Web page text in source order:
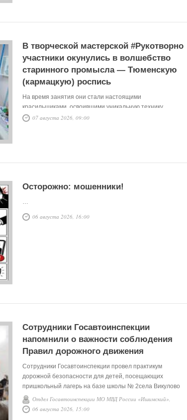
В творческой мастерской #Рукотворно
участники окунулись в волшебство
старинного промысла — Тюменскую
(кармацкую) роспись
На время занятия они стали настоящими
красильщиками, освоившими уникальную технику,
пришедшую к нам из глубины веков.
07 августа 2026, 09:00
Осторожно: мошенники!
…
06 августа 2026, 16:00
Сотрудники Госавтоинспекции
напомнили о важности соблюдения
Правил дорожного движения
Сотрудники Госавтоинспекции провел практикум
дорожной безопасности для детей, посещающих
пришкольный лагерь на базе школы № 2села Викулово
Отдел Госавтоинспекции МО МВД России «Ишимский»,
06 августа 2026, 15:00